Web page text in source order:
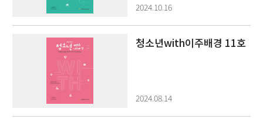
2024.10.16
청소년with이주배경 11호
2024.08.14